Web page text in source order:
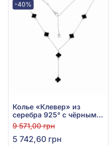
-40%
Колье «Клевер» из
серебра 925° с чёрным
ониксом, арт. 200-ое-6
9 571,00 грн
5 742,60 грн